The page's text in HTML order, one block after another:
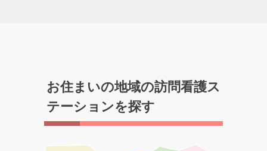
お住まいの地域の訪問看護ス
テーションを探す